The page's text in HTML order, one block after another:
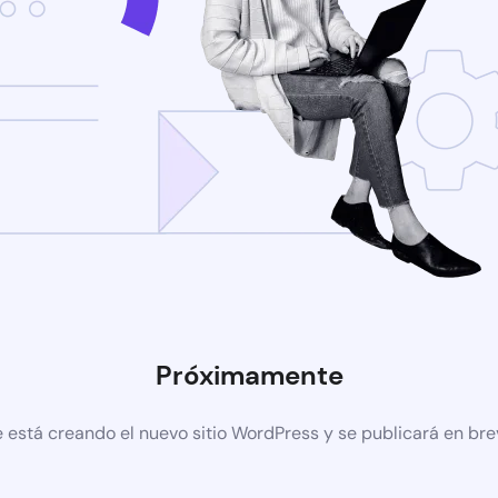
Próximamente
está creando el nuevo sitio WordPress y se publicará en